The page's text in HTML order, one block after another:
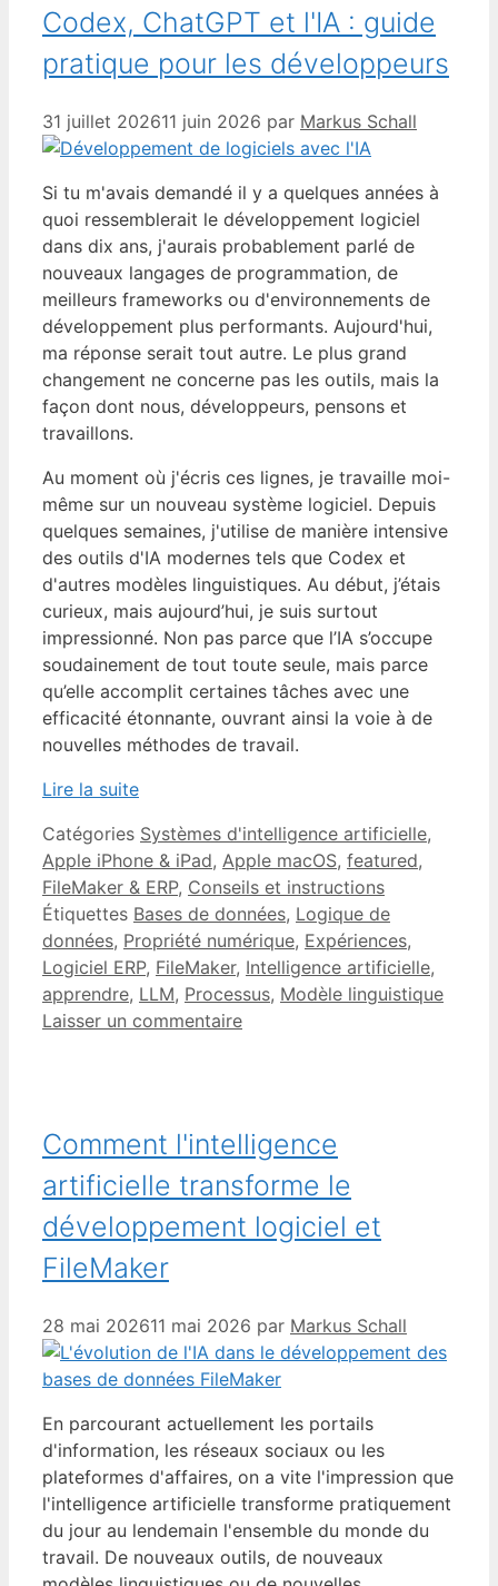
Codex, ChatGPT et l'IA : guide
pratique pour les développeurs
31 juillet 202611 juin 2026 par Markus Schall
Si tu m'avais demandé il y a quelques années à
quoi ressemblerait le développement logiciel
dans dix ans, j'aurais probablement parlé de
nouveaux langages de programmation, de
meilleurs frameworks ou d'environnements de
développement plus performants. Aujourd'hui,
ma réponse serait tout autre. Le plus grand
changement ne concerne pas les outils, mais la
façon dont nous, développeurs, pensons et
travaillons.
Au moment où j'écris ces lignes, je travaille moi-
même sur un nouveau système logiciel. Depuis
quelques semaines, j'utilise de manière intensive
des outils d'IA modernes tels que Codex et
d'autres modèles linguistiques. Au début, j’étais
curieux, mais aujourd’hui, je suis surtout
impressionné. Non pas parce que l’IA s’occupe
soudainement de tout toute seule, mais parce
qu’elle accomplit certaines tâches avec une
efficacité étonnante, ouvrant ainsi la voie à de
nouvelles méthodes de travail.
Lire la suite
Catégories Systèmes d'intelligence artificielle,
Apple iPhone & iPad, Apple macOS, featured,
FileMaker & ERP, Conseils et instructions
Étiquettes Bases de données, Logique de
données, Propriété numérique, Expériences,
Logiciel ERP, FileMaker, Intelligence artificielle,
apprendre, LLM, Processus, Modèle linguistique
Laisser un commentaire
Comment l'intelligence
artificielle transforme le
développement logiciel et
FileMaker
28 mai 202611 mai 2026 par Markus Schall
En parcourant actuellement les portails
d'information, les réseaux sociaux ou les
plateformes d'affaires, on a vite l'impression que
l'intelligence artificielle transforme pratiquement
du jour au lendemain l'ensemble du monde du
travail. De nouveaux outils, de nouveaux